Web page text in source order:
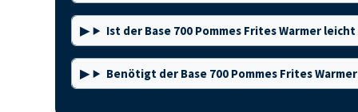
Ist der Base 700 Pommes Frites Warmer
Benötigt der Base 700 Pommes Frites